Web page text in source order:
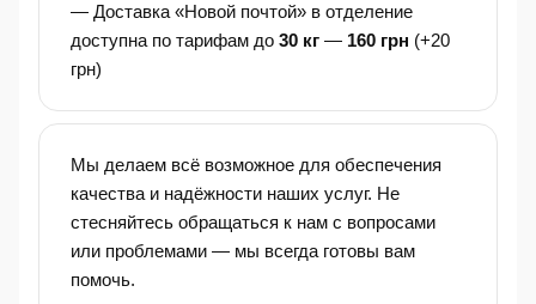
— Доставка «Новой почтой» в отделение
доступна по тарифам до 30 кг — 160 грн (+20
грн)
Мы делаем всё возможное для обеспечения
качества и надёжности наших услуг. Не
стесняйтесь обращаться к нам с вопросами
или проблемами — мы всегда готовы вам
помочь.